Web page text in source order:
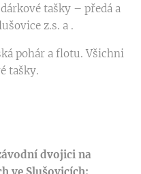
tašky – předá a
z.s. a .
pohár a flotu. Všichni
tašky.
dvojici na